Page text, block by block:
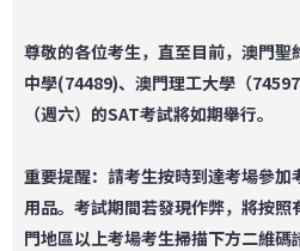
尊敬的各位考生， 直至目前， 澳門聖
中學(74489)、 澳門理工大學（
（週六） 的SAT考試將如期舉行。
重要提醒：請考生按時到達考場參
用品。考試期間若發現作弊，將按照
門地區以上考場考生掃描下方二維碼